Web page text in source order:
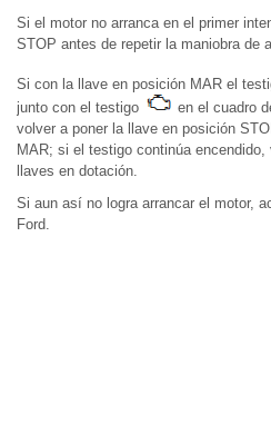
Si el motor no arranca en el primer
STOP antes de repetir la maniobra de
Si con la llave en posición MAR el
junto con el testigo
en el cuadro
volver a poner la llave en posición
MAR; si el testigo continúa
llaves en dotación.
Si aun así no logra arrancar el motor,
Ford.